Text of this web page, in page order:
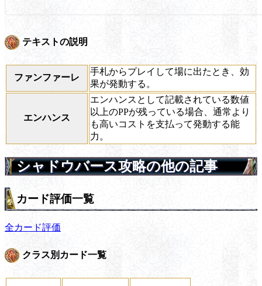
テキストの説明
ファンファーレ
手札からプレイして場に出たとき、効
果が発動する。
エンハンス
エンハンスとして記載されている数値
以上のPPが残っている場合、通常より
も高いコストを支払って発動する能
力。
シャドウバース攻略の他の記事
カード評価一覧
全カード評価
クラス別カード一覧